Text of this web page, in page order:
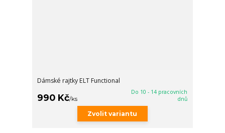
Dámské rajtky ELT Functional
990 Kč/ks
Do 10 - 14 pracovních
dnů
Zvolit variantu